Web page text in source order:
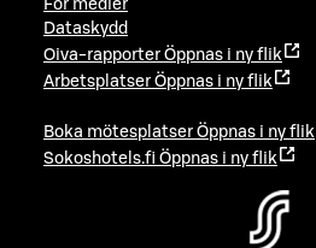
För medier
Dataskydd
Oiva-rapporter Öppnas i ny flik
Arbetsplatser Öppnas i ny flik
Boka mötesplatser Öppnas i ny flik
Sokoshotels.fi Öppnas i ny flik